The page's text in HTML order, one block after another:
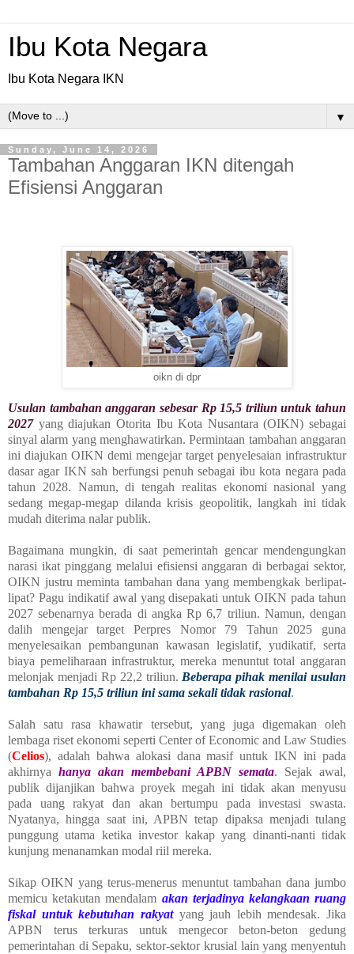
Ibu Kota Negara
Ibu Kota Negara IKN
▼
Sunday, June 14, 2026
Tambahan Anggaran IKN ditengah
Efisiensi Anggaran
oikn di dpr
Usulan tambahan anggaran sebesar Rp 15,5 triliun untuk tahun
2027yang diajukan Otorita Ibu Kota Nusantara (OIKN) sebagai
sinyal alarm yang menghawatirkan. Permintaan tambahan anggaran
ini diajukan OIKN demi mengejar target penyelesaian infrastruktur
dasar agar IKN sah berfungsi penuh sebagai ibu kota negara pada
tahun 2028. Namun, di tengah realitas ekonomi nasional yang
sedang megap-megap dilanda krisis geopolitik, langkah ini tidak
mudah diterima nalar publik.
Bagaimana mungkin, di saat pemerintah gencar mendengungkan
narasi ikat pinggang melalui efisiensi anggaran di berbagai sektor,
OIKN justru meminta tambahan dana yang membengkak berlipat-
lipat? Pagu indikatif awal yang disepakati untuk OIKN pada tahun
2027 sebenarnya berada di angka Rp 6,7 triliun. Namun, dengan
dalih mengejar target Perpres Nomor 79 Tahun 2025 guna
menyelesaikan pembangunan kawasan legislatif, yudikatif, serta
biaya pemeliharaan infrastruktur, mereka menuntut total anggaran
melonjak menjadi Rp 22,2 triliun.Beberapa pihak menilai usulan
tambahan Rp 15,5 triliun ini sama sekali tidak rasional.
Salah satu rasa khawatir tersebut, yang juga digemakan oleh
lembaga riset ekonomi seperti Center of Economic and Law Studies
(Celios), adalah bahwa alokasi dana masif untuk IKN ini pada
akhirnya hanya akan membebani APBN semata. Sejak awal,
publik dijanjikan bahwa proyek megah ini tidak akan menyusu
pada uang rakyat dan akan bertumpu pada investasi swasta.
Nyatanya, hingga saat ini, APBN tetap dipaksa menjadi tulang
punggung utama ketika investor kakap yang dinanti-nanti tidak
kunjung menanamkan modal riil mereka.
Sikap OIKN yang terus-menerus menuntut tambahan dana jumbo
memicu ketakutan mendalam akan terjadinya kelangkaan ruang
fiskal untuk kebutuhan rakyatyang jauh lebih mendesak. Jika
APBN terus terkuras untuk mengecor beton-beton gedung
pemerintahan di Sepaku, sektor-sektor krusial lain yang menyentuh